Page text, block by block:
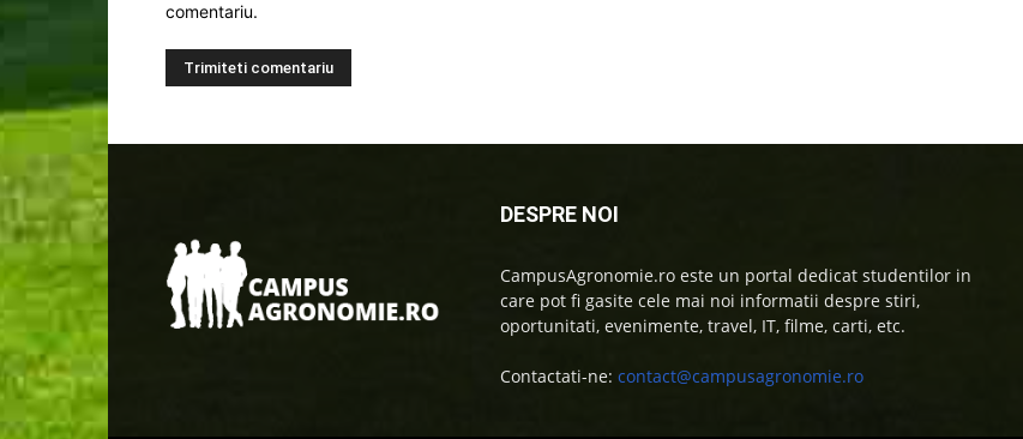
comentariu.
DESPRE NOI
CampusAgronomie.ro este un portal dedicat studentilor in
care pot fi gasite cele mai noi informatii despre stiri,
oportunitati, evenimente, travel, IT, filme, carti, etc.
Contactati-ne: contact@campusagronomie.ro